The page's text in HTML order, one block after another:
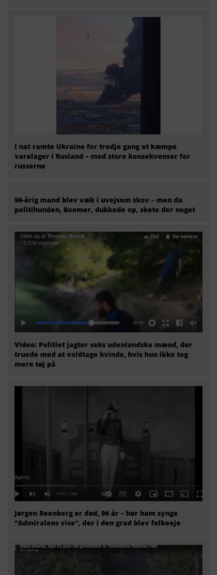
I nat ramte Ukraine for tredje gang et kæmpe
varelager i Rusland – med store konsekvenser for
russerne
96-årig mand blev væk i uvejsom skov – men da
politihunden, Boomer, dukkede op, skete der noget
Video: Politiet jagter seks udenlandske mænd, der
truede med at voldtage kvinde, hvis hun ikke tog
mere tøj på
Jørgen Reenberg er død, 96 år – hør ham synge
“Admiralens vise”, der i den grad blev folkeeje